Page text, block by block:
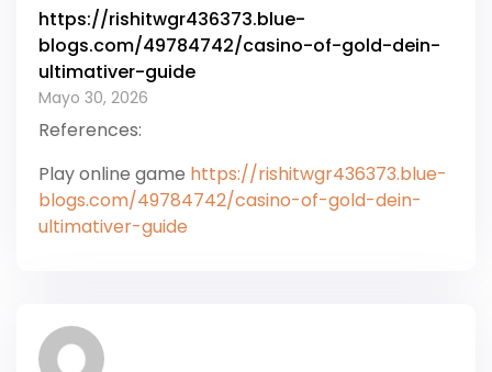
https://rishitwgr436373.blue-
blogs.com/49784742/casino-of-gold-dein-
ultimativer-guide
Mayo 30, 2026
References:
Play online game https://rishitwgr436373.blue-
blogs.com/49784742/casino-of-gold-dein-
ultimativer-guide